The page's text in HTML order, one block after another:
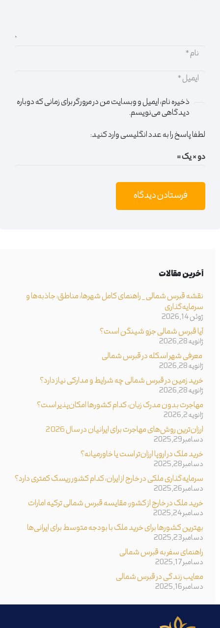
ذخیره نام، ایمیل و وبسایت من در مرورگر برای زمانی که دوباره
دیدگاهی می‌نویسم.
لطفا پاسخ را به عدد انگلیسی وارد کنید:
دو × یک =
فرستادن دیدگاه
آخرین مقالات
نقشه قبرس شمالی _ راهنمای کامل شهرها، مناطق، جاذبه‌ها و
سرمایه‌گذاری
ژوئن 14, 2026
آیا قبرس شمالی جزو شینگن است؟
ژانویه 28, 2026
معرفی شهر اسکله در قبرس شمالی
ژانویه 28, 2026
خرید زمین در قبرس شمالی چه شرایط و مدارکی نیاز دارد؟
ژانویه 28, 2026
مهاجرت بدون مدرک زبان، کدام کشورها امکان‌پذیر است؟
ژانویه 2, 2026
ارزان‌ترین روش‌های مهاجرت برای ایرانیان در سال 2026
دسامبر 29, 2025
خرید ملک در اروپا ارزان‌تر است یا خاورمیانه؟
دسامبر 28, 2025
سرمایه‌گذاری ملکی در خارج از ایران، کدام کشور ریسک کمتری دارد؟
دسامبر 26, 2025
خرید ملک در خارج از کشور، مقایسه قبرس شمالی ترکیه امارات
دسامبر 24, 2025
بهترین کشورها برای خرید ملک با بودجه متوسط برای ایرانی‌ها
دسامبر 23, 2025
راهنمای سفر به قبرس شمالی
دسامبر 17, 2025
معایب زندگی در قبرس شمالی
دسامبر 16, 2025